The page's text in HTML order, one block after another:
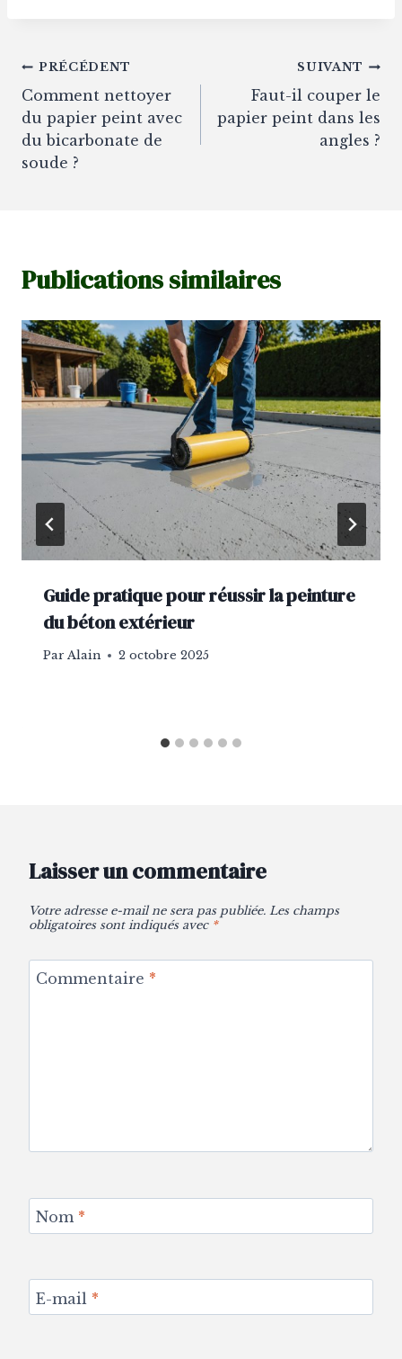
Navigation
de
l’article
PRÉCÉDENT
Comment nettoyer
du papier peint avec
du bicarbonate de
soude ?
SUIVANT
Faut-il couper le
papier peint dans les
angles​ ?
Publications similaires
Guide pratique pour réussir la peinture
du béton extérieur
Par Alain 2 octobre 2025
Laisser un commentaire
Votre adresse e-mail ne sera pas publiée. Les champs
obligatoires sont indiqués avec *
Commentaire *
Nom *
E-mail *